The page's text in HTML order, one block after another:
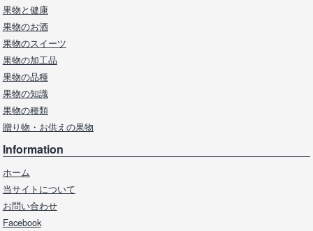
果物と健康
果物のお酒
果物のスイーツ
果物の加工品
果物の品種
果物の知識
果物の種類
贈り物・お供えの果物
Information
ホーム
当サイトについて
お問い合わせ
Facebook